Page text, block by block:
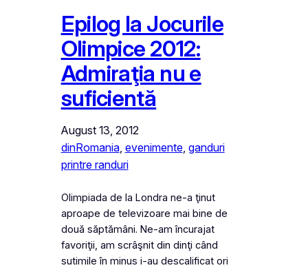
Epilog la Jocurile
Olimpice 2012:
Admiraţia nu e
suficientă
August 13, 2012
dinRomania, evenimente, ganduri
printre randuri
Olimpiada de la Londra ne-a ţinut
aproape de televizoare mai bine de
două săptămâni. Ne-am încurajat
favoriţii, am scrâşnit din dinţi când
sutimile în minus i-au descalificat ori